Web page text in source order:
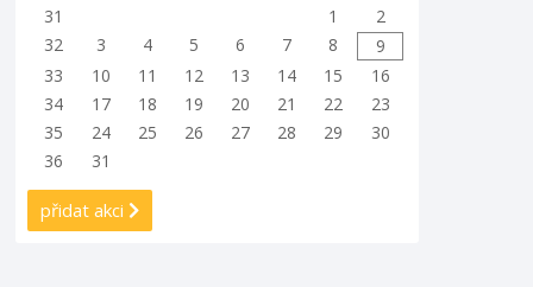
31
1
2
32
3 4 5 6 7 8
9
33
10 11 12 13 14 15
16
34
17 18 19 20 21 22
23
35
24 25 26 27 28 29
30
36
31
přidat akci